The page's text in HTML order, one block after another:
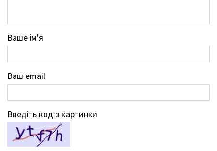
Ваше ім'я
Ваш email
Введіть код з картинки